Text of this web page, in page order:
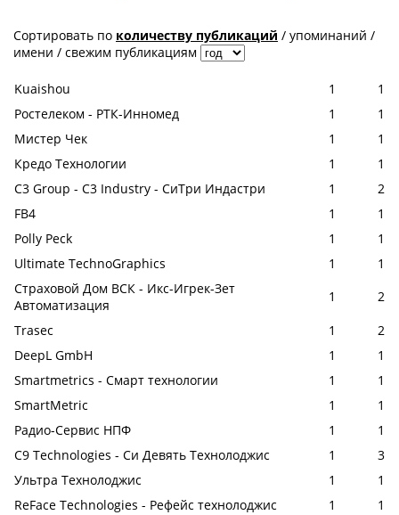
Сортировать по количеству публикаций / упоминаний /
имени / свежим публикациям
Kuaishou 1
1
Ростелеком - РТК-Инномед
1
1
Мистер Чек
1
1
Кредо Технологии
1
1
C3 Group - C3 Industry - СиТри Индастри
1
2
FB4
1
1
Polly Peck
1
1
Ultimate TechnoGraphics
1
1
Страховой Дом ВСК - Икс-Игрек-Зет
Автоматизация
1
2
Trasec
1
2
DeepL GmbH
1
1
Smartmetrics - Смарт технологии
1
1
SmartMetric
1
1
Радио-Сервис НПФ
1
1
C9 Technologies - Си Девять Технолоджис
1
3
Ультра Технолоджис
1
1
ReFace Technologies - Рефейс технолоджис
1
1